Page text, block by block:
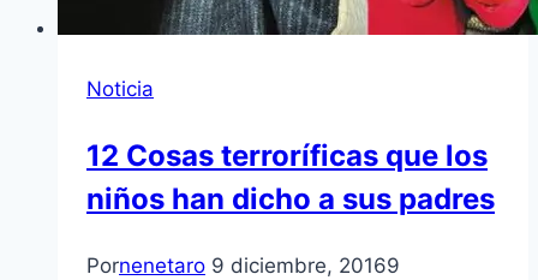
Noticia
12 Cosas terroríficas que los
niños han dicho a sus padres
Pornenetaro 9 diciembre, 20169